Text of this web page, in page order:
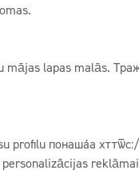
lapas malās.
profilu понашања
personalizācijas